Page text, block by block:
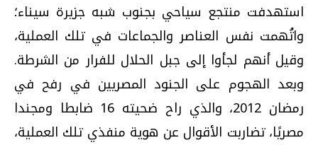
استهدفت منتجع سياحي بجنوب شبه جزيرة سيناء؛
واتُهمت نفس العناصر والجماعات في تلك العملية،
وقيل أنهم لجأوا إلى جبل الحلال للفرار من الشرطة.
وبعد الهجوم على الجنود المصريين في رفح في
رمضان 2012، والذي راح ضحيته 16 ضابطا ومجندا
مصريًا، تضاربت الأقوال عن هوية منفذي تلك العملية،